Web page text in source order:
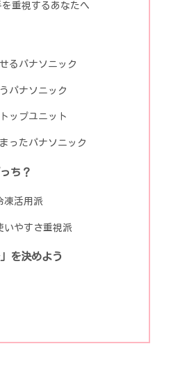
重視するあなたへ
るパナソニック
パナソニック
ップユニット
ったパナソニック
ち？
凍活用派
いやすさ重視派
を決めよう